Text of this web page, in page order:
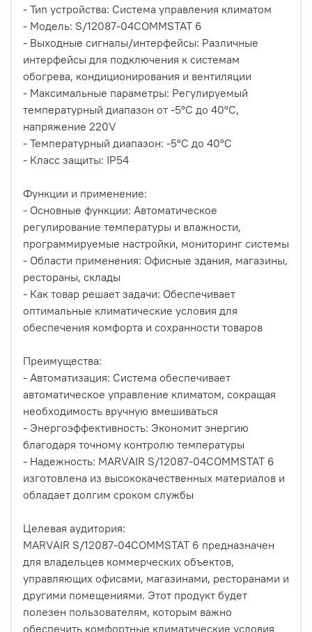
- Тип устройства: Система управления климатом
- Модель: S/12087-04COMMSTAT 6
- Выходные сигналы/интерфейсы: Различные
интерфейсы для подключения к системам
обогрева, кондиционирования и вентиляции
- Максимальные параметры: Регулируемый
температурный диапазон от -5°C до 40°C,
напряжение 220V
- Температурный диапазон: -5°C до 40°C
- Класс защиты: IP54
Функции и применение:
- Основные функции: Автоматическое
регулирование температуры и влажности,
программируемые настройки, мониторинг системы
- Области применения: Офисные здания, магазины,
рестораны, склады
- Как товар решает задачи: Обеспечивает
оптимальные климатические условия для
обеспечения комфорта и сохранности товаров
Преимущества:
- Автоматизация: Система обеспечивает
автоматическое управление климатом, сокращая
необходимость вручную вмешиваться
- Энергоэффективность: Экономит энергию
благодаря точному контролю температуры
- Надежность: MARVAIR S/12087-04COMMSTAT 6
изготовлена из высококачественных материалов и
обладает долгим сроком службы
Целевая аудитория:
MARVAIR S/12087-04COMMSTAT 6 предназначен
для владельцев коммерческих объектов,
управляющих офисами, магазинами, ресторанами и
другими помещениями. Этот продукт будет
полезен пользователям, которым важно
обеспечить комфортные климатические условия